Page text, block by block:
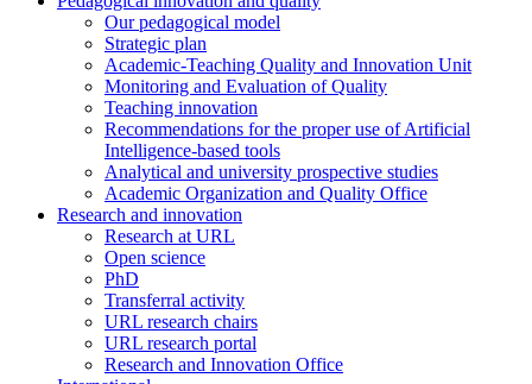
Our pedagogical model
Strategic plan
Academic-Teaching Quality and Innovation Unit
Monitoring and Evaluation of Quality
Teaching innovation
Recommendations for the proper use of Artificial
Intelligence-based tools
Analytical and university prospective studies
Academic Organization and Quality Office
Research and innovation
Research at URL
Open science
PhD
Transferral activity
URL research chairs
URL research portal
Research and Innovation Office